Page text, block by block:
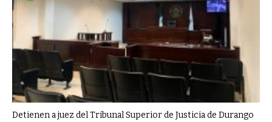
Detienen a juez del Tribunal Superior de Justicia de Durango